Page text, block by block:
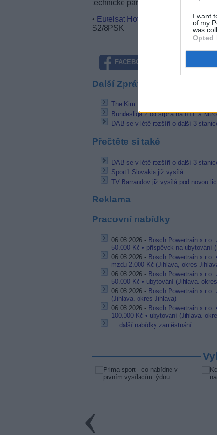
I want
of my
was
Opted
technické parametry - Giallo HD,
• Eutelsat Hot Bird 13F
(13°E),
S2/8PSK
FACEBOOK
Další Zprávičky
The Kim Kardashian Diamond Heist
Bundesliga 2 od srpna na RTL a Nitro
DAB se v létě rozšíří o další 3
Přečtěte si také
DAB se v létě rozšíří o další 3
Sport1 Slovakia již vysílá
TV Barrandov již vysílá pod novou
Reklama
Pracovní nabídky
06.08.2026 - Bosch Powertrain s.r.o.
50.000 Kč • příspěvek na ubytování
06.08.2026 - Bosch Powertrain s.r.o.
mzdu 2.000 Kč (Jihlava, okres
06.08.2026 - Bosch Powertrain s.r.o.
50.000 Kč • ubytování (Jihlava,
06.08.2026 - Bosch Powertrain s.r.o.
(Jihlava, okres Jihlava)
06.08.2026 - Bosch Powertrain s.r.o.
100.000 Kč • ubytování (Jihlava,
... další nabídky zaměstnání